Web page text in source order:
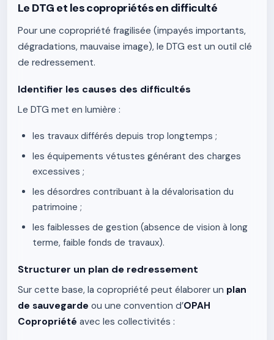
Le DTG et les copropriétés en difficulté
Pour une copropriété fragilisée (impayés importants,
dégradations, mauvaise image), le DTG est un outil clé
de redressement.
Identifier les causes des difficultés
Le DTG met en lumière :
les travaux différés depuis trop longtemps ;
les équipements vétustes générant des charges
excessives ;
les désordres contribuant à la dévalorisation du
patrimoine ;
les faiblesses de gestion (absence de vision à long
terme, faible fonds de travaux).
Structurer un plan de redressement
Sur cette base, la copropriété peut élaborer un plan
de sauvegarde ou une convention d’OPAH
Copropriété avec les collectivités :